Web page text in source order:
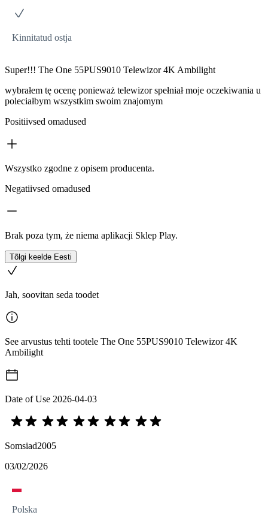
Kinnitatud ostja
Super!!! The One 55PUS9010 Telewizor 4K Ambilight
wybrałem tę ocenę ponieważ telewizor spełniał moje oczekiwania u
poleciałbym wszystkim swoim znajomym
Positiivsed omadused
Wszystko zgodne z opisem producenta.
Negatiivsed omadused
Brak poza tym, że niema aplikacji Sklep Play.
Tõlgi keelde Eesti
Jah, soovitan seda toodet
See arvustus tehti tootele The One 55PUS9010 Telewizor 4K
Ambilight
Date of Use 2026-04-03
Somsiad2005
03/02/2026
Polska